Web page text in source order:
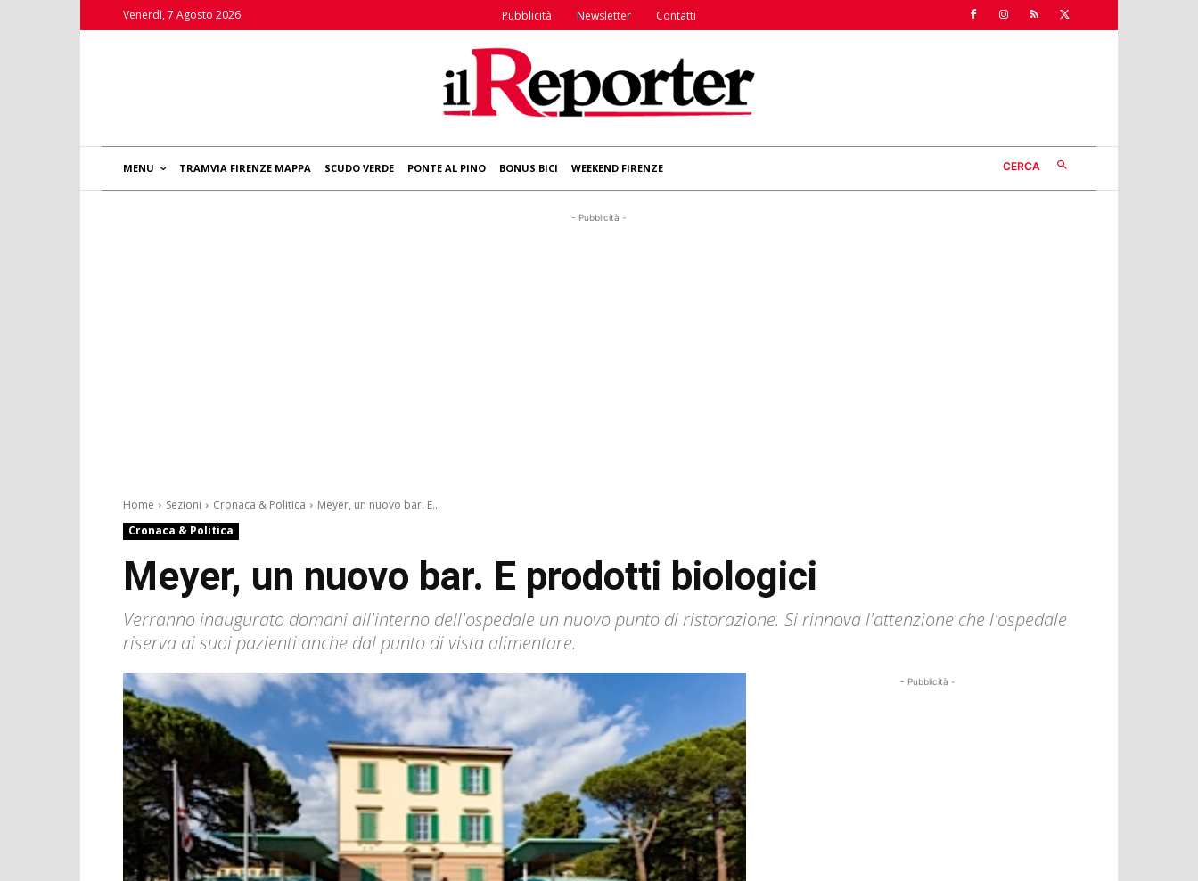
Venerdì, 7 Agosto 2026 Pubblicità Newsletter Contatti
MENU TRAMVIA FIRENZE MAPPA SCUDO VERDE PONTE AL PINO BONUS BICI WEEKEND FIRENZE CERCA
- Pubblicità -
Home Sezioni Cronaca & Politica
Meyer, un nuovo bar. E...
Cronaca & Politica
Meyer, un nuovo bar. E prodotti biologici
Verranno inaugurato domani all'interno dell'ospedale un nuovo punto di ristorazione. Si rinnova l'attenzione che l'ospedale
riserva ai suoi pazienti anche dal punto di vista alimentare.
- Pubblicità -